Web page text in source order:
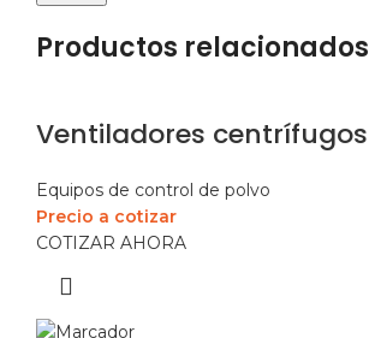
Productos relacionados
Ventiladores centrífugos
Equipos de control de polvo
Precio a cotizar
COTIZAR AHORA